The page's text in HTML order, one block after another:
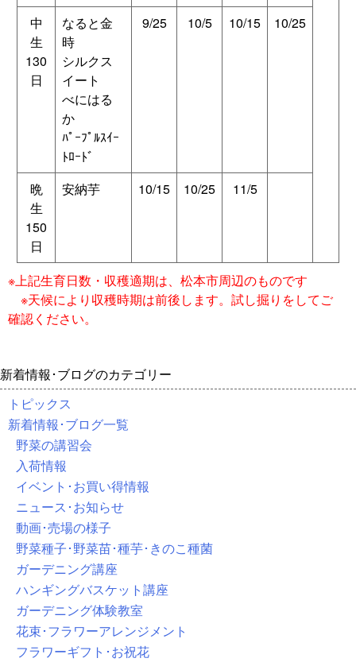
中
生
130
日
なると金
時
シルクス
イート
べにはる
か
ﾊﾟｰﾌﾟﾙｽｲｰ
ﾄﾛｰﾄﾞ
9/25 10/5 10/15 10/25
晩
生
150
日
安納芋 10/15 10/25 11/5
※上記生育日数・収穫適期は、松本市周辺のものです
※天候により収穫時期は前後します。試し掘りをしてご
確認ください。
新着情報･ブログのカテゴリー
トピックス
新着情報･ブログ一覧
野菜の講習会
入荷情報
イベント･お買い得情報
ニュース･お知らせ
動画･売場の様子
野菜種子･野菜苗･種芋･きのこ種菌
ガーデニング講座
ハンギングバスケット講座
ガーデニング体験教室
花束･フラワーアレンジメント
フラワーギフト･お祝花